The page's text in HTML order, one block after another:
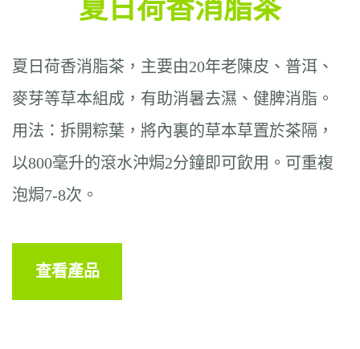
夏日荷香消脂茶
夏日荷香消脂茶，主要由20年老陳皮、普洱、
麥芽等草本組成，有助消暑去濕、健脾消脂。
用法：拆開粽葉，將內裏的草本草置於茶隔，
以800毫升的滾水沖焗2分鐘即可飲用。可重複
泡焗7-8次。
查看產品